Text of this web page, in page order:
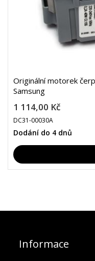
Originální motorek
Samsung
1 114,00 Kč
DC31-00030A
Dodání do 4 dnů
Informace